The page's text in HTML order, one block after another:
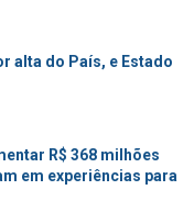
alta do País, e Estado
R$ 368 milhões
em experiências para